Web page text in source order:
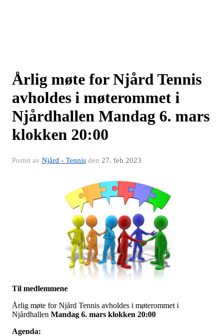
Årlig møte for Njård Tennis
avholdes i møterommet i
Njårdhallen Mandag 6. mars
klokken 20:00
Postet av Njård - Tennis den 27. feb 2023
Til medlemmene
Årlig møte for Njård Tennis avholdes i møterommet i
Njårdhallen Mandag 6. mars klokken 20:00
Agenda: